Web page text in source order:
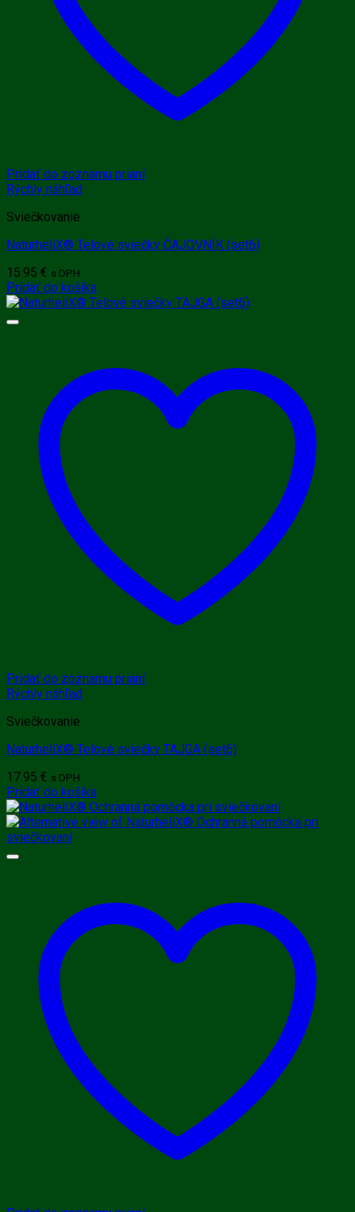
Pridať do zoznamu prianí
Rýchly náhľad
Sviečkovanie
NaturheliX® Telové sviečky ČAJOVNÍK (set6)
15.95 € s DPH
Pridať do košíka
Pridať do zoznamu prianí
Rýchly náhľad
Sviečkovanie
NaturheliX® Telové sviečky TAJGA (set6)
17.95 € s DPH
Pridať do košíka